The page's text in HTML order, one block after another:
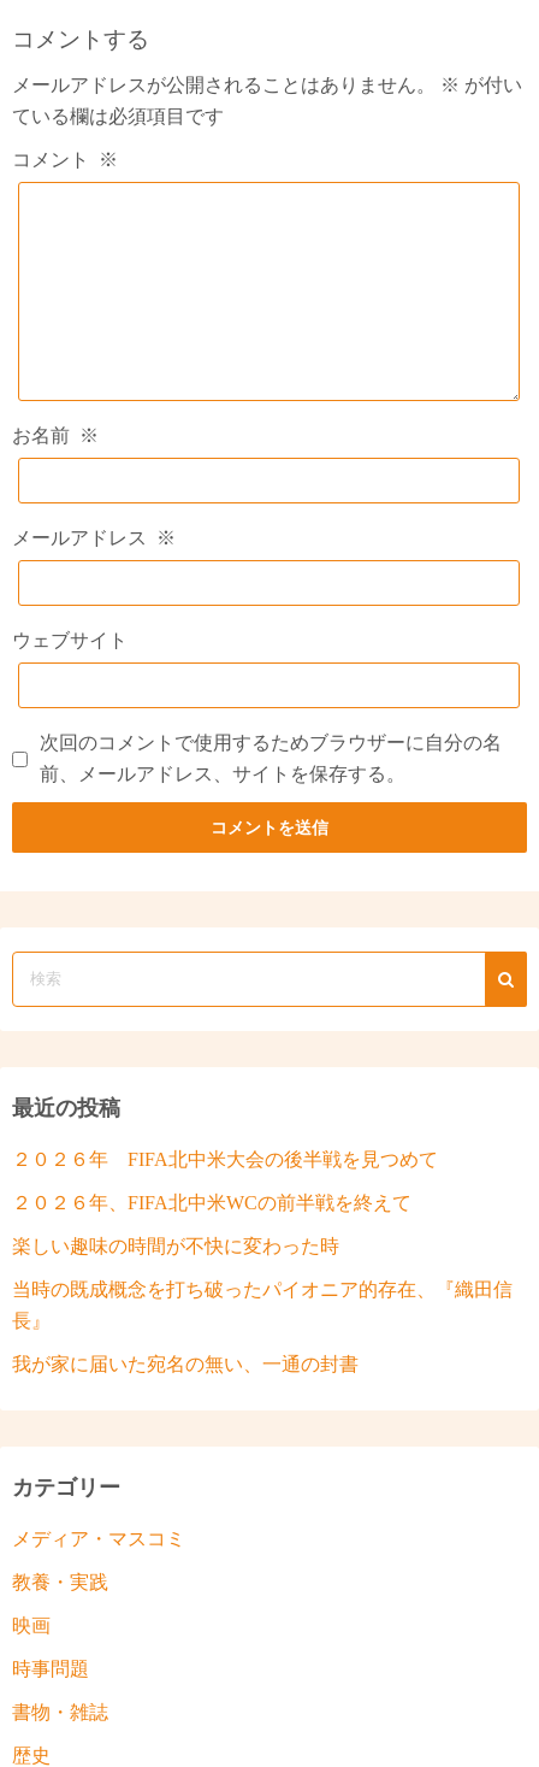
コメントする
メールアドレスが公開されることはありません。 ※ が付い
ている欄は必須項目です
コメント ※
お名前 ※
メールアドレス ※
ウェブサイト
次回のコメントで使用するためブラウザーに自分の名
前、メールアドレス、サイトを保存する。
最近の投稿
２０２６年 FIFA北中米大会の後半戦を見つめて
２０２６年、FIFA北中米WCの前半戦を終えて
楽しい趣味の時間が不快に変わった時
当時の既成概念を打ち破ったパイオニア的存在、『織田信
長』
我が家に届いた宛名の無い、一通の封書
カテゴリー
メディア・マスコミ
教養・実践
映画
時事問題
書物・雑誌
歴史